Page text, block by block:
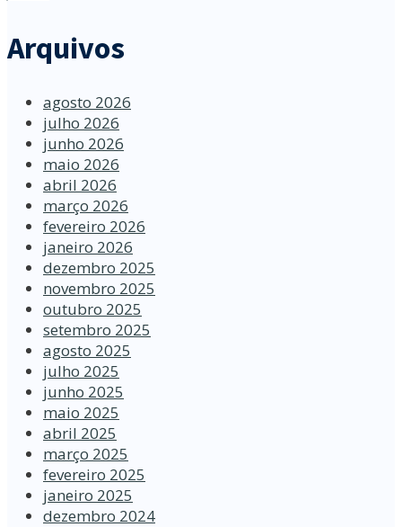
Arquivos
agosto 2026
julho 2026
junho 2026
maio 2026
abril 2026
março 2026
fevereiro 2026
janeiro 2026
dezembro 2025
novembro 2025
outubro 2025
setembro 2025
agosto 2025
julho 2025
junho 2025
maio 2025
abril 2025
março 2025
fevereiro 2025
janeiro 2025
dezembro 2024